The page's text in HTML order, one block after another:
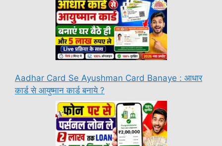
Aadhar Card Se Ayushman Card Banaye : आधार
कार्ड से आयुष्मान कार्ड बनाये ?